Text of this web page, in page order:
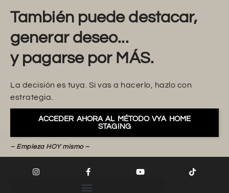
También puede destacar,
generar deseo...
y pagarse por MÁS.
La decisión es tuya. Si vas a hacerlo, hazlo con
estrategia.
ACCEDER AHORA AL MÉTODO VYA HOME
STAGING
– Empieza HOY mismo –